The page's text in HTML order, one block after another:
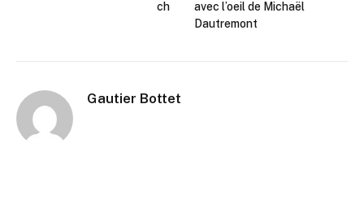
ch
avec l’oeil de Michaël
Dautremont
Gautier Bottet